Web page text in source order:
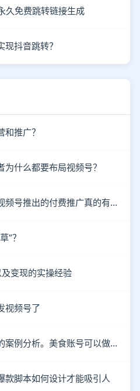
久免费跳转链接生成
抖音跳转？
推广？
什么都要布局视频号？
视频号付费推广怎么玩，视频号推出的付费推广真的有效吗？
”？
变现的实操经验
视频号了
视频号美食博主头部账号的案例分析。美食账号可以做哪些类型的内容？
款脚本如何设计才能吸引人